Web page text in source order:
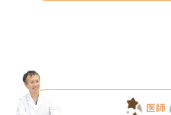
医師